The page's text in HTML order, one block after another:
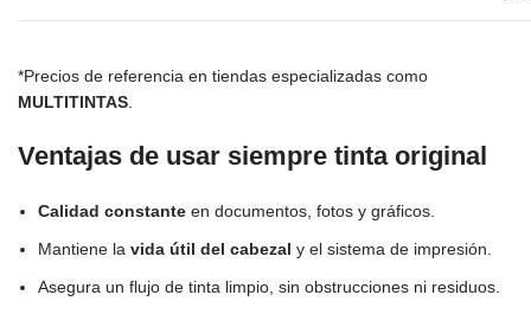
*Precios de referencia en tiendas especializadas como
MULTITINTAS
Ventajas de usar siempre tinta original
Calidad constante en documentos, fotos y gráficos.
Mantiene la vida útil del cabezal y el sistema de impresión.
Asegura un flujo de tinta limpio, sin obstrucciones ni residuos.